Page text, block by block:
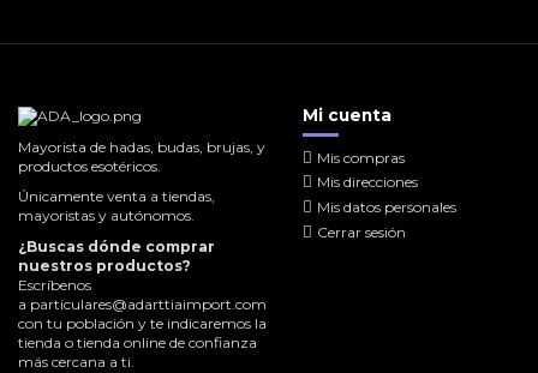
Mayorista de hadas, budas, brujas, y
productos esotéricos.
Únicamente venta a tiendas,
mayoristas y autónomos.
¿Buscas dónde comprar
nuestros productos?
Escríbenos
a particulares@adarttiaimport.com
con tu población y te indicaremos la
tienda o tienda online de confianza
más cercana a ti.
Mi cuenta
Mis compras
Mis direcciones
Mis datos personales
Cerrar sesión